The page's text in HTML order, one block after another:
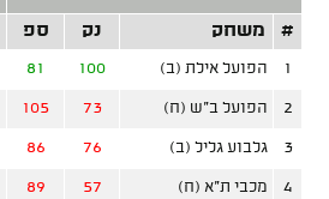
#
משחק נק ספ
1 הפועל אילת (ב) 100
81
2 הפועל ב"ש (ח) 73
105
3 גלבוע גליל (ב) 76
86
4 מכבי ת"א (ח) 57
89